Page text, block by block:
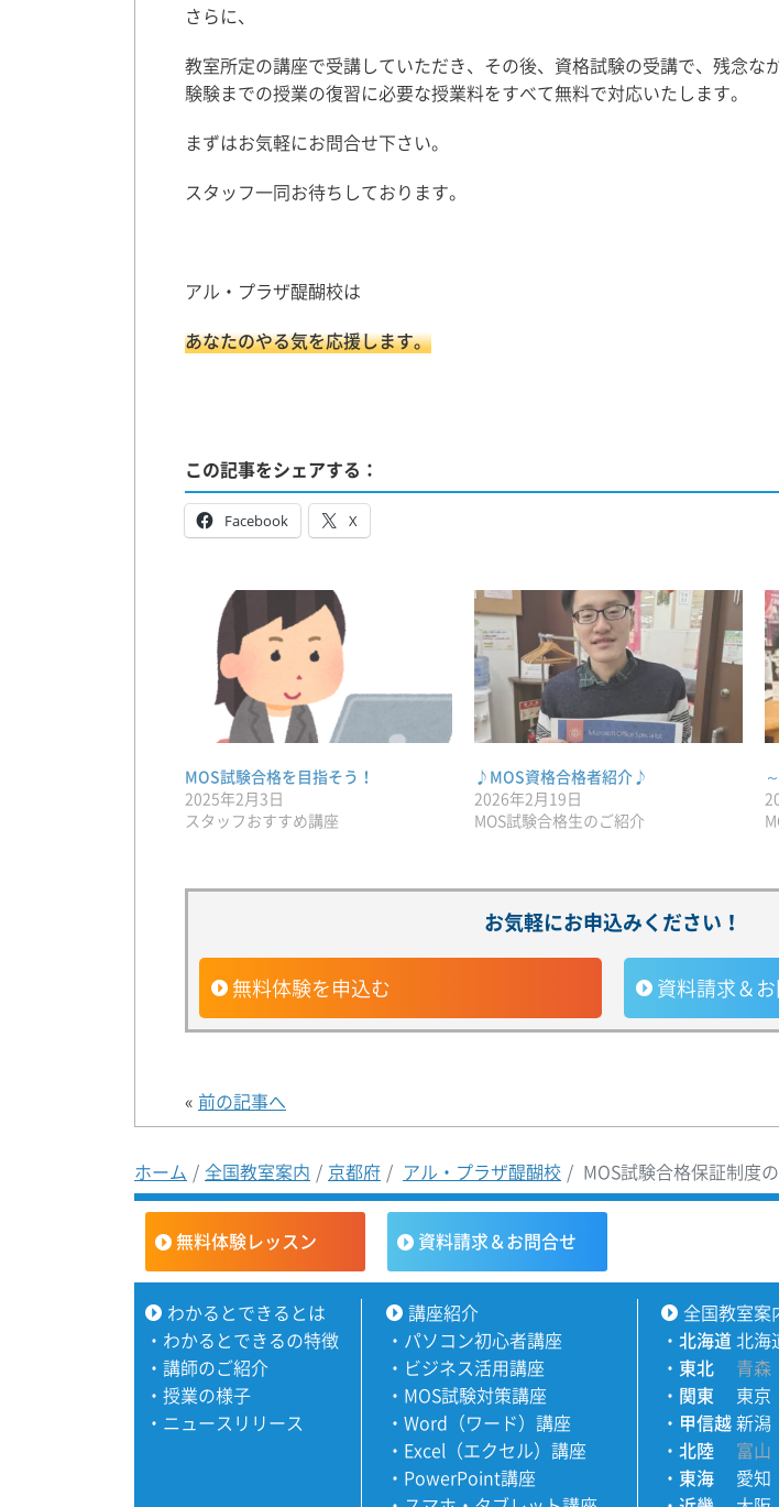
さらに、
教室所定の講座で受講していただき、その後、資格試験の受講で、残念な
験験までの授業の復習に必要な授業料をすべて無料で対応いたします。
まずはお気軽にお問合せ下さい。
スタッフ一同お待ちしております。
アル・プラザ醍醐校は
あなたのやる気を応援します。
この記事をシェアする：
Facebook X
MOS試験合格を目指そう！
2025年2月3日
スタッフおすすめ講座
♪MOS資格合格者紹介♪
2026年2月19日
MOS試験合格生のご紹介
お気軽にお申込みください！
無料体験を申込む 資料請求＆
« 前の記事へ
ホーム 全国教室案内 京都府 アル・プラザ醍醐校 MOS試験合格保証制度
無料体験レッスン 資料請求＆お問合せ
わかるとできるとは
・ わかるとできるの特徴
・ 講師のご紹介
・ 授業の様子
・ ニュースリリース
講座紹介
・ パソコン初心者講座
・ ビジネス活用講座
・ MOS試験対策講座
・ Word（ワード）講座
・ Excel（エクセル）講座
・ PowerPoint講座
全国教室案
・北海道 北海
・ 東北 青森
・ 関東 東京
・ 甲信越新潟
・北陸 富山
・ 東海 愛知